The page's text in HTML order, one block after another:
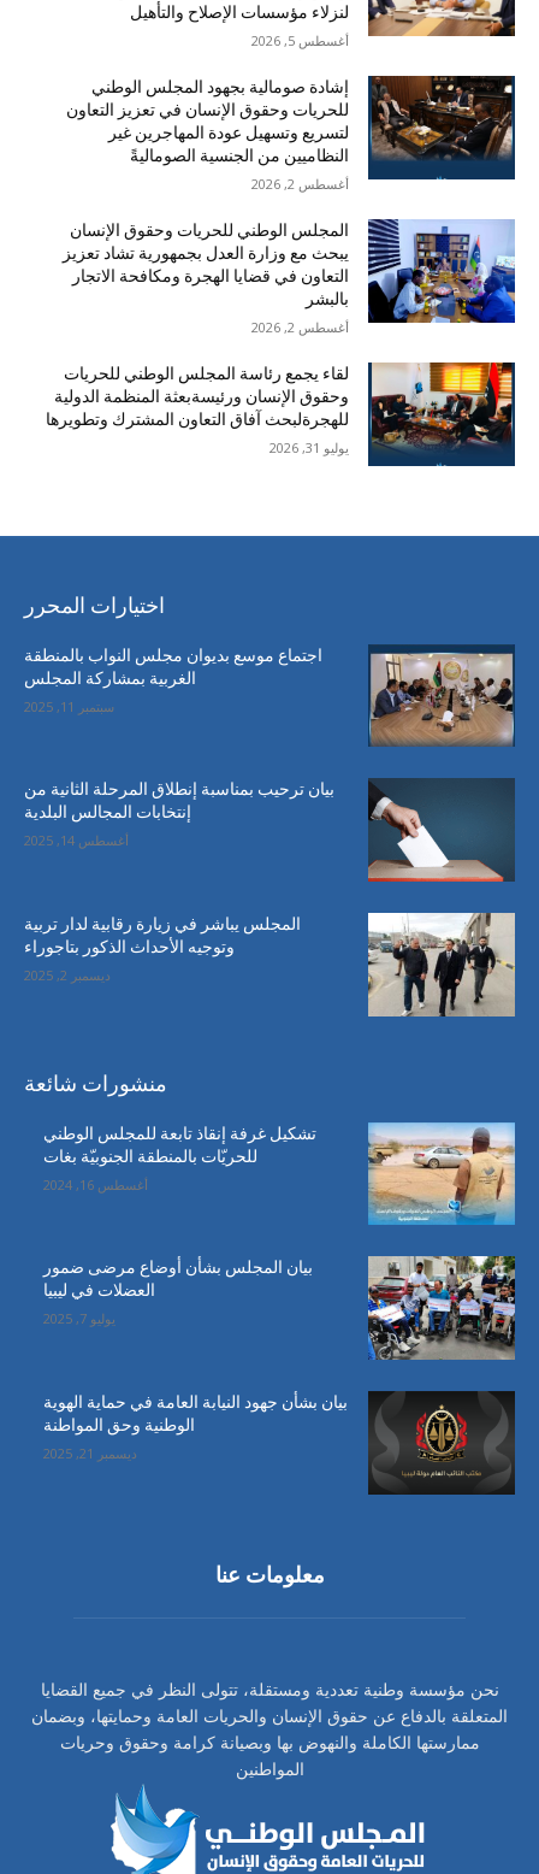
لنزلاء مؤسسات الإصلاح والتأهيل
أغسطس 5, 2026
إشادة صومالية بجهود المجلس الوطني
للحريات وحقوق الإنسان في تعزيز التعاون
لتسريع وتسهيل عودة المهاجرين غير
النظاميين من الجنسية الصوماليةً
أغسطس 2, 2026
المجلس الوطني للحريات وحقوق الإنسان
يبحث مع وزارة العدل بجمهورية تشاد تعزيز
التعاون في قضايا الهجرة ومكافحة الاتجار
بالبشر
أغسطس 2, 2026
لقاء يجمع رئاسة المجلس الوطني للحريات
وحقوق الإنسان ورئيسةبعثة المنظمة الدولية
للهجرةلبحث آفاق التعاون المشترك وتطويرها
يوليو 31, 2026
اختيارات المحرر
اجتماع موسع بديوان مجلس النواب بالمنطقة
الغربية بمشاركة المجلس
سبتمبر 11, 2025
بيان ترحيب بمناسبة إنطلاق المرحلة الثانية من
إنتخابات المجالس البلدية
أغسطس 14, 2025
المجلس يباشر في زيارة رقابية لدار تربية
وتوجيه الأحداث الذكور بتاجوراء
ديسمبر 2, 2025
منشورات شائعة
تشكيل غرفة إنقاذ تابعة للمجلس الوطني
للحريّات بالمنطقة الجنوبيّة بغات
أغسطس 16, 2024
بيان المجلس بشأن أوضاع مرضى ضمور
العضلات في ليبيا
يوليو 7, 2025
بيان بشأن جهود النيابة العامة في حماية الهوية
الوطنية وحق المواطنة
ديسمبر 21, 2025
معلومات عنا
نحن مؤسسة وطنية تعددية ومستقلة، تتولى النظر في جميع القضايا
المتعلقة بالدفاع عن حقوق الإنسان والحريات العامة وحمايتها، وبضمان
ممارستها الكاملة والنهوض بها وبصيانة كرامة وحقوق وحريات
المواطنين